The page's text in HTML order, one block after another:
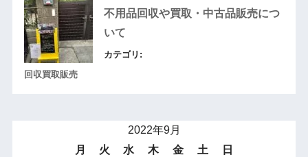
不用品回収や買取・中古品販売につ
いて
カテゴリ:
回収買取販売
2022年9月
月
火 水 木 金 土
日